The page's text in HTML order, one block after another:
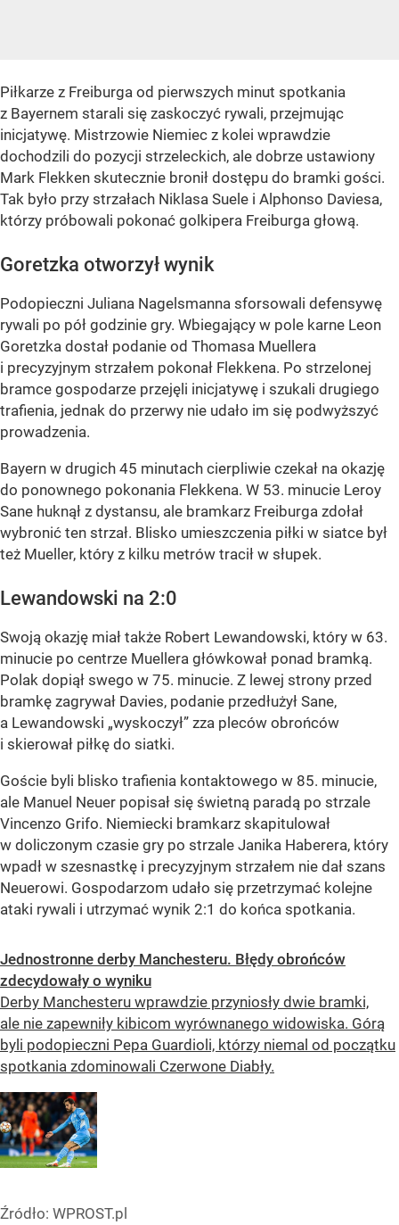
Piłkarze z Freiburga od pierwszych minut spotkania
z Bayernem starali się zaskoczyć rywali, przejmując
inicjatywę. Mistrzowie Niemiec z kolei wprawdzie
dochodzili do pozycji strzeleckich, ale dobrze ustawiony
Mark Flekken skutecznie bronił dostępu do bramki gości.
Tak było przy strzałach Niklasa Suele i Alphonso Daviesa,
którzy próbowali pokonać golkipera Freiburga głową.
Goretzka otworzył wynik
Podopieczni Juliana Nagelsmanna sforsowali defensywę
rywali po pół godzinie gry. Wbiegający w pole karne Leon
Goretzka dostał podanie od Thomasa Muellera
i precyzyjnym strzałem pokonał Flekkena. Po strzelonej
bramce gospodarze przejęli inicjatywę i szukali drugiego
trafienia, jednak do przerwy nie udało im się podwyższyć
prowadzenia.
Bayern w drugich 45 minutach cierpliwie czekał na okazję
do ponownego pokonania Flekkena. W 53. minucie Leroy
Sane huknął z dystansu, ale bramkarz Freiburga zdołał
wybronić ten strzał. Blisko umieszczenia piłki w siatce był
też Mueller, który z kilku metrów tracił w słupek.
Lewandowski na 2:0
Swoją okazję miał także Robert Lewandowski, który w 63.
minucie po centrze Muellera główkował ponad bramką.
Polak dopiął swego w 75. minucie. Z lewej strony przed
bramkę zagrywał Davies, podanie przedłużył Sane,
a Lewandowski „wyskoczył” zza pleców obrońców
i skierował piłkę do siatki.
Goście byli blisko trafienia kontaktowego w 85. minucie,
ale Manuel Neuer popisał się świetną paradą po strzale
Vincenzo Grifo. Niemiecki bramkarz skapitulował
w doliczonym czasie gry po strzale Janika Haberera, który
wpadł w szesnastkę i precyzyjnym strzałem nie dał szans
Neuerowi. Gospodarzom udało się przetrzymać kolejne
ataki rywali i utrzymać wynik 2:1 do końca spotkania.
Jednostronne derby Manchesteru. Błędy obrońców
zdecydowały o wyniku
Derby Manchesteru wprawdzie przyniosły dwie bramki,
ale nie zapewniły kibicom wyrównanego widowiska. Górą
byli podopieczni Pepa Guardioli, którzy niemal od początku
spotkania zdominowali Czerwone Diabły.
Źródło: WPROST.pl